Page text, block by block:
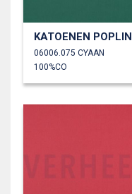
KATOENEN POPLIN
06006.075 CYAAN
100%CO